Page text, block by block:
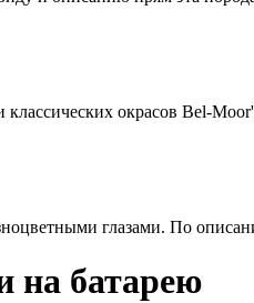
окрасов Bel-
глазами. По
на батарею